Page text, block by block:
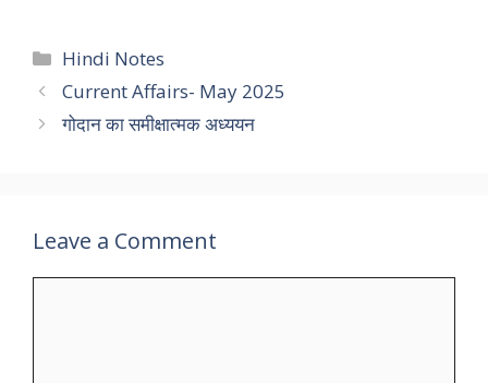
Categories
Hindi Notes
Current Affairs- May 2025
गोदान का समीक्षात्मक अध्ययन
Leave a Comment